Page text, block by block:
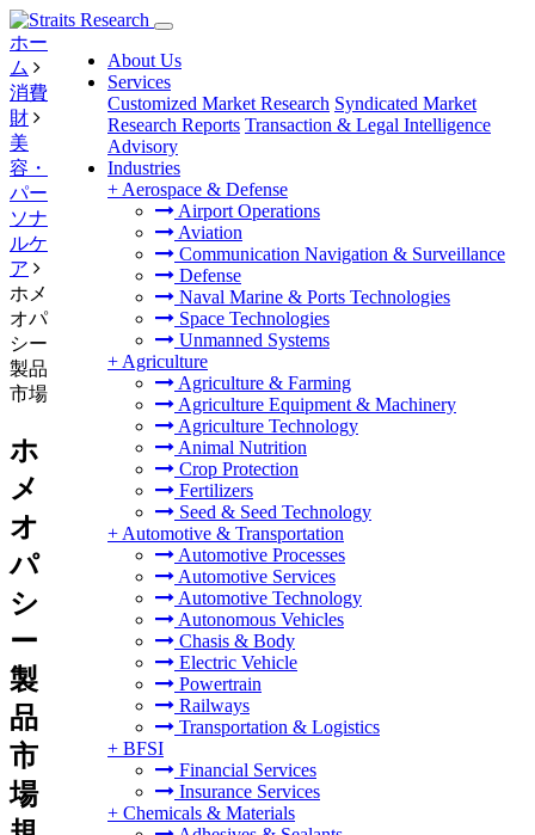
About Us
Services
Customized Market Research Syndicated Market
Research Reports Transaction & Legal Intelligence
Advisory
Industries
+ Aerospace & Defense
Airport Operations
Aviation
Communication Navigation & Surveillance
Defense
Naval Marine & Ports Technologies
Space Technologies
Unmanned Systems
+ Agriculture
Agriculture & Farming
Agriculture Equipment & Machinery
Agriculture Technology
Animal Nutrition
Crop Protection
Fertilizers
Seed & Seed Technology
+ Automotive & Transportation
Automotive Processes
Automotive Services
Automotive Technology
Autonomous Vehicles
Chasis & Body
Electric Vehicle
Powertrain
Railways
Transportation & Logistics
+ BFSI
Financial Services
Insurance Services
+ Chemicals & Materials
ホー
ム
消費
財
美
容・
パー
ソナ
ルケ
ア
ホメ
オパ
シー
製品
市場
ホ
メ
オ
パ
シ
ー
製
品
市
場